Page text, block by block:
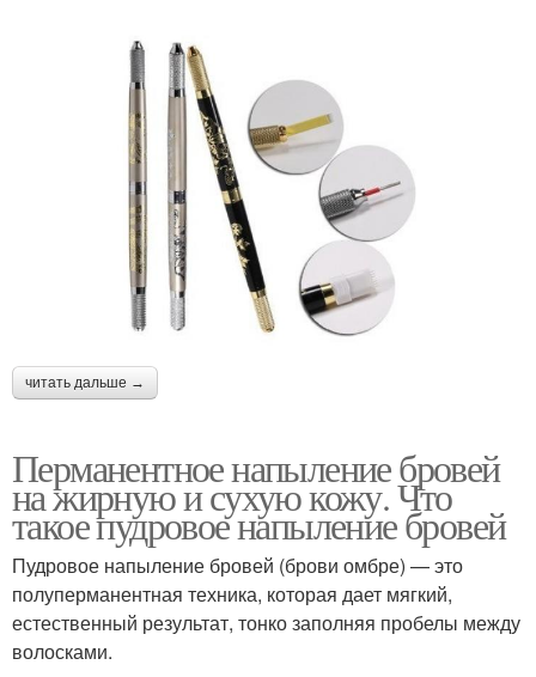
читать дальше →
Перманентное напыление бровей
на жирную и сухую кожу. Что
такое пудровое напыление бровей
Пудровое напыление бровей (брови омбре) — это
полуперманентная техника, которая дает мягкий,
естественный результат, тонко заполняя пробелы между
волосками.